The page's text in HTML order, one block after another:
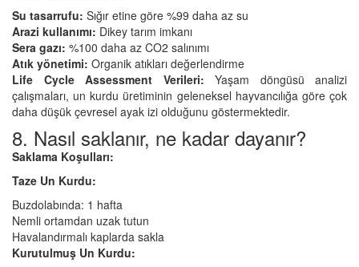
Su tasarrufu: Sığır etine göre %99 daha az su
Arazi kullanımı: Dikey tarım imkanı
Sera gazı: %100 daha az CO2 salınımı
Atık yönetimi: Organik atıkları değerlendirme
Life Cycle Assessment Verileri: Yaşam döngüsü analizi
çalışmaları, un kurdu üretiminin geleneksel hayvancılığa göre çok
daha düşük çevresel ayak izi olduğunu göstermektedir.
8. Nasıl saklanır, ne kadar dayanır?
Saklama Koşulları:
Taze Un Kurdu:
Buzdolabında: 1 hafta
Nemli ortamdan uzak tutun
Havalandırmalı kaplarda sakla
Kurutulmuş Un Kurdu: